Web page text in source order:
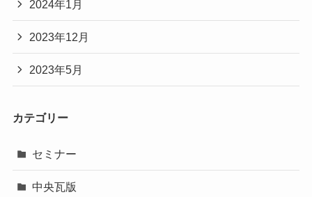
2024年1月
2023年12月
2023年5月
カテゴリー
セミナー
中央瓦版